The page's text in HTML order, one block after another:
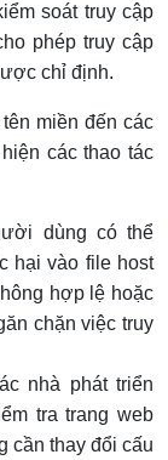
soát truy cập
phép truy cập
chỉ định.
miền đến các
các thao tác
dùng có thể
hại vào file host
hợp lệ hoặc
chặn việc truy
nhà phát triển
tra trang web
cần thay đổi cấu